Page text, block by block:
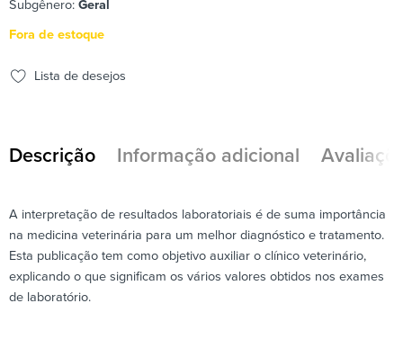
Subgênero: Geral
Fora de estoque
Lista de desejos
Descrição Informação adicional
A interpretação de resultados laboratoriais é de suma importância
na medicina veterinária para um melhor diagnóstico e tratamento.
Esta publicação tem como objetivo auxiliar o clínico veterinário,
explicando o que significam os vários valores obtidos nos exames
de laboratório.